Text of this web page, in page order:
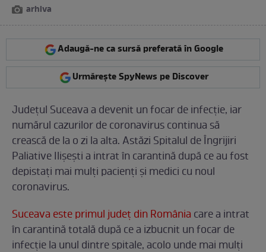
arhiva
Adaugă-ne ca sursă preferată în Google
Urmărește SpyNews pe Discover
Județul Suceava a devenit un focar de infecție, iar
numărul cazurilor de coronavirus continua să
crească de la o zi la alta. Astăzi Spitalul de Îngrijiri
Paliative Ilișești a intrat în carantină după ce au fost
depistați mai mulți pacienți și medici cu noul
coronavirus.
Suceava este primul județ din România care a intrat
în carantină totală după ce a izbucnit un focar de
infecție la unul dintre spitale, acolo unde mai mulți